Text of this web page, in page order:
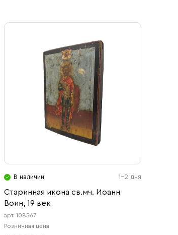
В наличии 1-2 дня
Старинная икона св.мч. Иоанн
Воин, 19 век
арт. 108567
Розничная цена